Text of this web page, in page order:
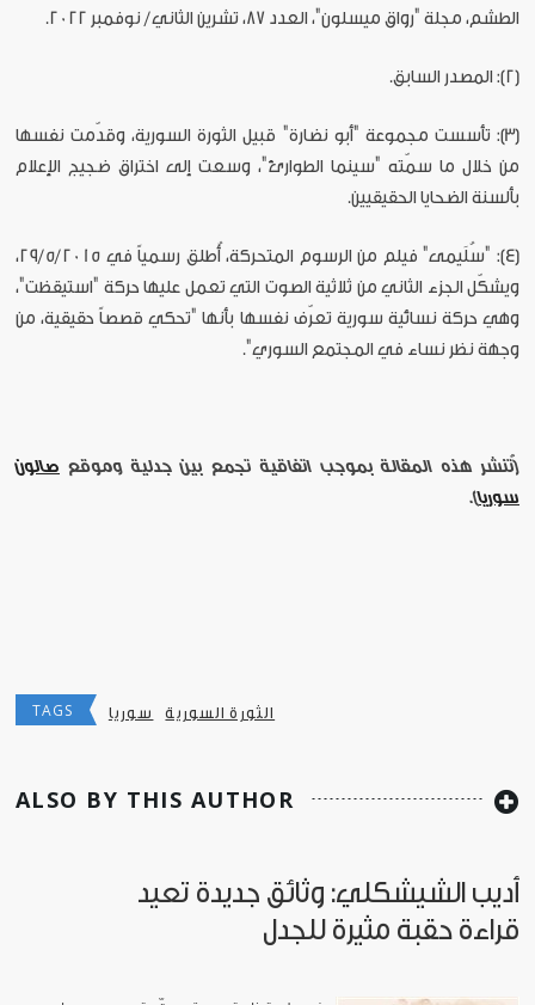
الطشم، مجلة "رواق ميسلون"، العدد 87، تشرين الثاني/ نوفمبر 2022.
[2]: المصدر السابق.
[3]: تأسست مجموعة "أبو نضارة" قبيل الثورة السورية، وقدّمت نفسها
من خلال ما سمّته "سينما الطوارئ"، وسعت إلى اختراق ضجيج الإعلام
بألسنة الضحايا الحقيقيين.
[4]: "سُلَيمى" فيلم من الرسوم المتحركة، أُطلق رسمياً في 29/5/2015،
ويشكّل الجزء الثاني من ثلاثية الصوت التي تعمل عليها حركة "استيقظت"،
وهي حركة نسائية سورية تعرّف نفسها بأنها "تحكي قصصاً حقيقية، من
وجهة نظر نساء في المجتمع السوري".
[تُنشر هذه المقالة بموجب اتفاقية تجمع بين جدلية وموقع صالون
سوريا].
TAGS سوريا الثورة السورية
ALSO BY THIS AUTHOR
أديب الشيشكلي: وثائق جديدة تعيد
قراءة حقبة مثيرة للجدل